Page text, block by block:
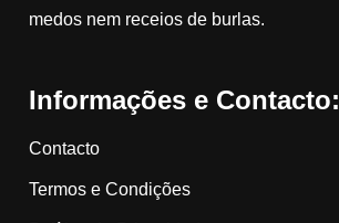
medos nem receios de burlas.
Informações e Contacto:
Contacto
Termos e Condições